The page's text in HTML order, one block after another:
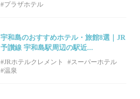
#プラザホテル
宇和島のおすすめホテル・旅館8選｜JR
予讃線 宇和島駅周辺の駅近...
#JRホテルクレメント
#スーパーホテル
#温泉